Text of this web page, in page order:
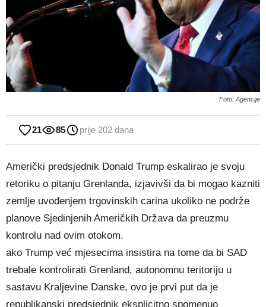
Foto: Agencije
21 85 prije 202 dana
Američki predsjednik Donald Trump eskalirao je svoju
retoriku o pitanju Grenlanda, izjavivši da bi mogao kazniti
zemlje uvođenjem trgovinskih carina ukoliko ne podrže
planove Sjedinjenih Američkih Država da preuzmu
kontrolu nad ovim otokom.
ako Trump već mjesecima insistira na tome da bi SAD
trebale kontrolirati Grenland, autonomnu teritoriju u
sastavu Kraljevine Danske, ovo je prvi put da je
republikanski predsjednik eksplicitno spomenuo